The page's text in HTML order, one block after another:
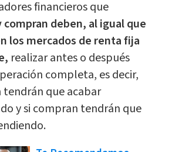
financieros que
compran deben, al igual que
los mercados de renta fija
realizar antes o después
completa, es decir,
tendrán que acabar
y si compran tendrán que